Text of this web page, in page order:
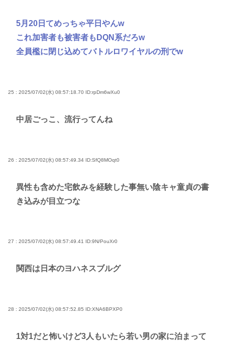
5月20日てめっちゃ平日やんw
これ加害者も被害者もDQN系だろw
全員檻に閉じ込めてバトルロワイヤルの刑でw
25 : 2025/07/02(水) 08:57:18.70 ID:rpDm6wXu0
中居ごっこ、流行ってんね
26 : 2025/07/02(水) 08:57:49.34 ID:SfQ8MOqt0
異性も含めた宅飲みを経験した事無い陰キャ童貞の書
き込みが目立つな
27 : 2025/07/02(水) 08:57:49.41 ID:9N/PouXr0
関西は日本のヨハネスブルグ
28 : 2025/07/02(水) 08:57:52.85 ID:XNA6BPXP0
1対1だと怖いけど3人もいたら若い男の家に泊まって